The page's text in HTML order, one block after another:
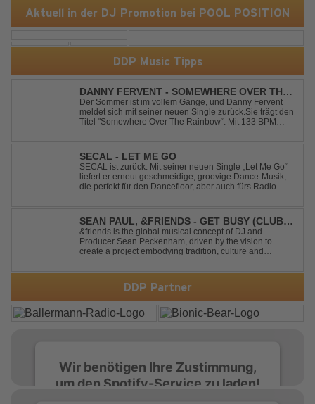
Aktuell in der DJ Promotion bei POOL POSITION
DDP Music Tipps
DANNY FERVENT - SOMEWHERE OVER THE
RAINBOW
Der Sommer ist im vollem Gange, und Danny Fervent
meldet sich mit seiner neuen Single zurück.Sie trägt den
Titel "Somewhere Over The Rainbow“. Mit 133 BPM
überzeugt. Kraftvolle, zugleich g...
SECAL - LET ME GO
SECAL ist zurück. Mit seiner neuen Single „Let Me Go“
liefert er erneut geschmeidige, groovige Dance-Musik,
die perfekt für den Dancefloor, aber auch fürs Radio
gespannt sein, was als Nächstes...
SEAN PAUL, &FRIENDS - GET BUSY (CLUB
MIX)
&friends is the global musical concept of DJ and
Producer Sean Peckenham, driven by the vision to
create a project embodying tradition, culture and
alongside the Jamaican dancehall singer and rapper
Sean Paul, has taken this early 2000s hit to a who...
DDP Partner
Wir benötigen Ihre Zustimmung,
um den Spotify-Service zu laden!